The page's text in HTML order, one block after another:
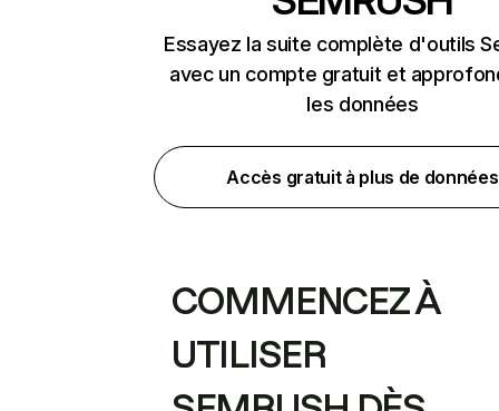
Essayez la suite complète d'outils
avec un compte gratuit et
les données
Accès gratuit à plus de données
COMMENCEZ À
UTILISER